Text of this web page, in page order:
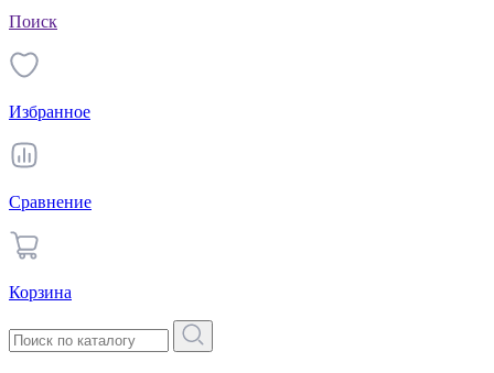
Поиск
Избранное
Сравнение
Корзина